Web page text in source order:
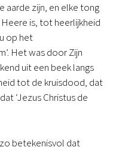
aarde zijn, en elke tong
is, tot heerlijkheid
op het
Het was door Zijn
uit een beek langs
tot de kruisdood, dat
‘Jezus Christus de
betekenisvol dat